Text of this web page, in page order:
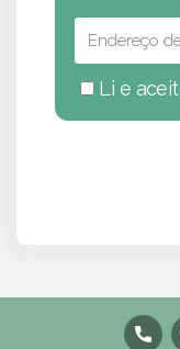
Li e